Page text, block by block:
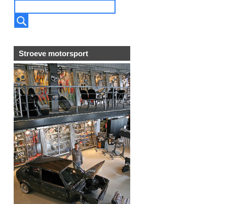
Stroeve motorsport